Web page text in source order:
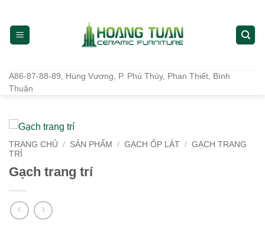
A86-87-88-89, Hùng Vương, P. Phú Thủy, Phan Thiết, Bình
Thuận
TRANG CHỦ / SẢN PHẨM / GẠCH ỐP LÁT / GẠCH TRANG
TRÍ
Gạch trang trí